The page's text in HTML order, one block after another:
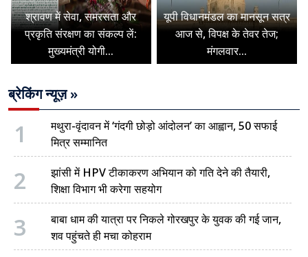
श्रावण में सेवा, समरसता और
प्रकृति संरक्षण का संकल्प लें:
मुख्यमंत्री योगी...
यूपी विधानमंडल का मानसून सत्र
आज से, विपक्ष के तेवर तेज;
मंगलवार...
ब्रेकिंग न्यूज़ »
1
मथुरा-वृंदावन में ‘गंदगी छोड़ो आंदोलन’ का आह्वान, 50 सफाई
मित्र सम्मानित
2
झांसी में HPV टीकाकरण अभियान को गति देने की तैयारी,
शिक्षा विभाग भी करेगा सहयोग
3
बाबा धाम की यात्रा पर निकले गोरखपुर के युवक की गई जान,
शव पहुंचते ही मचा कोहराम